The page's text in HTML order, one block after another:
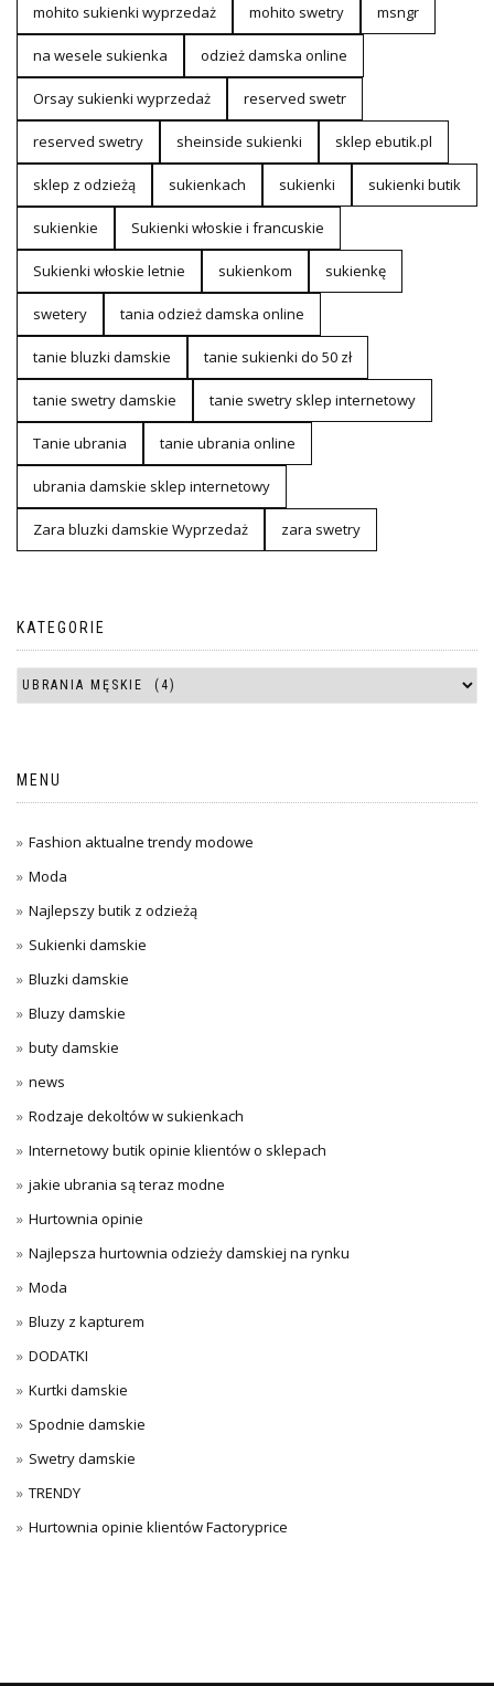
mohito sukienki wyprzedaż mohito swetry msngr
na wesele sukienka odzież damska online
Orsay sukienki wyprzedaż reserved swetr
reserved swetry sheinside sukienki sklep ebutik.pl
sklep z odzieżą sukienkach sukienki sukienki butik
sukienkie Sukienki włoskie i francuskie
Sukienki włoskie letnie sukienkom sukienkę
swetery tania odzież damska online
tanie bluzki damskie tanie sukienki do 50 zł
tanie swetry damskie tanie swetry sklep internetowy
Tanie ubrania tanie ubrania online
ubrania damskie sklep internetowy
Zara bluzki damskie Wyprzedaż zara swetry
KATEGORIE
MENU
Fashion aktualne trendy modowe
Moda
Najlepszy butik z odzieżą
Sukienki damskie
Bluzki damskie
Bluzy damskie
buty damskie
news
Rodzaje dekoltów w sukienkach
Internetowy butik opinie klientów o sklepach
jakie ubrania są teraz modne
Hurtownia opinie
Najlepsza hurtownia odzieży damskiej na rynku
Moda
Bluzy z kapturem
DODATKI
Kurtki damskie
Spodnie damskie
Swetry damskie
TRENDY
Hurtownia opinie klientów Factoryprice